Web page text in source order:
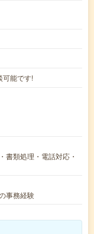
可能です!
書類処理・電話対応・
事務経験